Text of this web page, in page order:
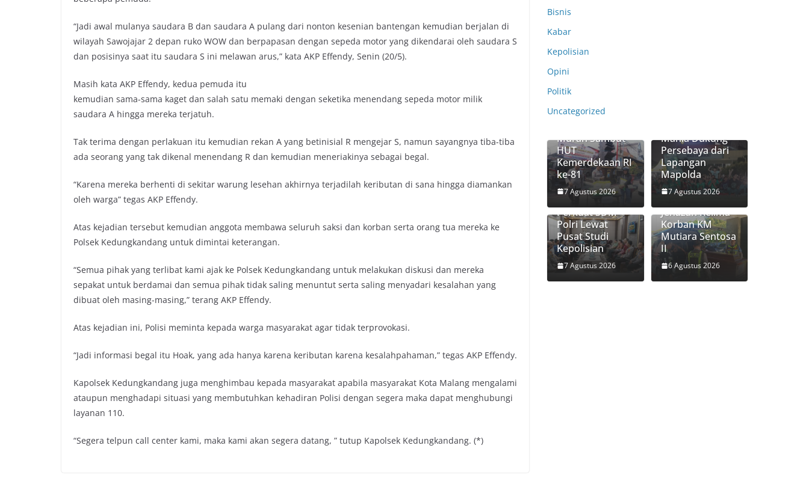
“Jadi awal mulanya saudara B dan saudara A pulang dari nonton kesenian bantengan kemudian berjalan di
wilayah Sawojajar 2 depan ruko WOW dan berpapasan dengan sepeda motor yang dikendarai oleh saudara S
dan posisinya saat itu saudara S ini melawan arus,” kata AKP Effendy, Senin (20/5).
Masih kata AKP Effendy, kedua pemuda itu
kemudian sama-sama kaget dan salah satu memaki dengan seketika menendang sepeda motor milik
saudara A hingga mereka terjatuh.
Tak terima dengan perlakuan itu kemudian rekan A yang betinisial R mengejar S, namun sayangnya tiba-tiba
ada seorang yang tak dikenal menendang R dan kemudian meneriakinya sebagai begal.
“Karena mereka berhenti di sekitar warung lesehan akhirnya terjadilah keributan di sana hingga diamankan
oleh warga” tegas AKP Effendy.
Atas kejadian tersebut kemudian anggota membawa seluruh saksi dan korban serta orang tua mereka ke
Polsek Kedungkandang untuk dimintai keterangan.
“Semua pihak yang terlibat kami ajak ke Polsek Kedungkandang untuk melakukan diskusi dan mereka
sepakat untuk berdamai dan semua pihak tidak saling menuntut serta saling menyadari kesalahan yang
dibuat oleh masing-masing,” terang AKP Effendy.
Atas kejadian ini, Polisi meminta kepada warga masyarakat agar tidak terprovokasi.
“Jadi informasi begal itu Hoak, yang ada hanya karena keributan karena kesalahpahaman,” tegas AKP Effendy.
Kapolsek Kedungkandang juga menghimbau kepada masyarakat apabila masyarakat Kota Malang mengalami
ataupun menghadapi situasi yang membutuhkan kehadiran Polisi dengan segera maka dapat menghubungi
layanan 110.
“Segera telpun call center kami, maka kami akan segera datang, ” tutup Kapolsek Kedungkandang. (*)
Bisnis
Kabar
Kepolisian
Opini
Politik
Uncategorized
Kota Gelar
Murah Sambut
HUT
Kemerdekaan RI
ke-81
7 Agustus 2026
Mania Dukung
Persebaya dari
Lapangan
Mapolda
7 Agustus 2026
Universitas
Palangka Raya
Perkuat SDM
Polri Lewat
Pusat Studi
Kepolisian
7 Agustus 2026
DVI Polda Jatim
Serahkan
Jenazah Kelima
Korban KM
Mutiara Sentosa
II
6 Agustus 2026